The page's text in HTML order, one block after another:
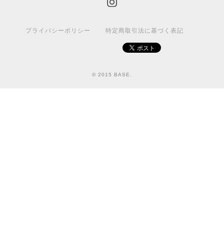
プライバシーポリシー 特定商取引法に基づく表記
© 2015 BASE.